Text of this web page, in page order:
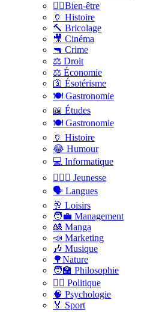
🧑‍⚕️Bien-être
🏺 Histoire
🔨 Bricolage
🎥 Cinéma
🔫 Crime
⚖️ Droit
⚖️ Économie
🛐 Ésotérisme
🍽️ Gastronomie
📖 Études
🍽️ Gastronomie
🏺 Histoire
😂 Humour
💻 Informatique
🤸🏽‍♀️ Jeunesse
🗣 Langues
🥂 Loisirs
🧑‍💼 Management
🎎 Manga
📣 Marketing
🎶 Musique
🌳Nature
🧑‍🏫 Philosophie
👨‍⚖️ Politique
🧠 Psychologie
🏅 Sport